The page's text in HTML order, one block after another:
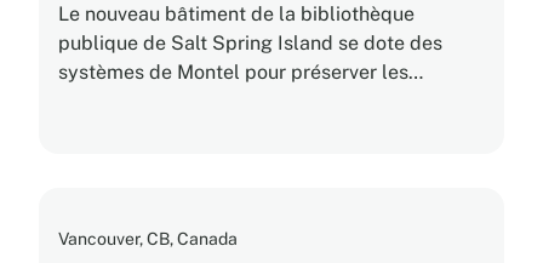
Le nouveau bâtiment de la bibliothèque
publique de Salt Spring Island se dote des
systèmes de Montel pour préserver les
Vancouver, CB, Canada